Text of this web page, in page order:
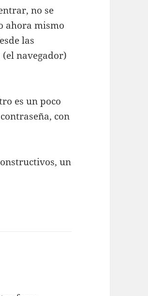
no se
ahora mismo
las
navegador)
es un poco
con
un